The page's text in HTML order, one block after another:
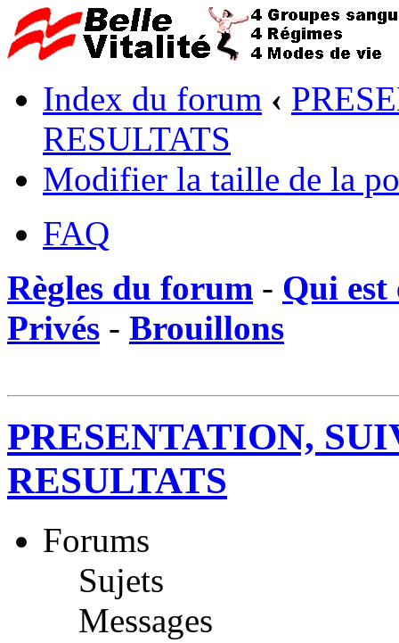
Index du forum ‹
RESULTATS
Modifier la taille de la
FAQ
Règles du forum - Qui est
Privés - Brouillons
PRESENTATION,
RESULTATS
Forums
Sujets
Messages